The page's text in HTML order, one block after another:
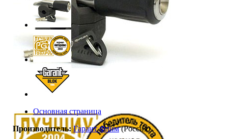
Основная страница
Производитель: Гарант Флим(Россия)